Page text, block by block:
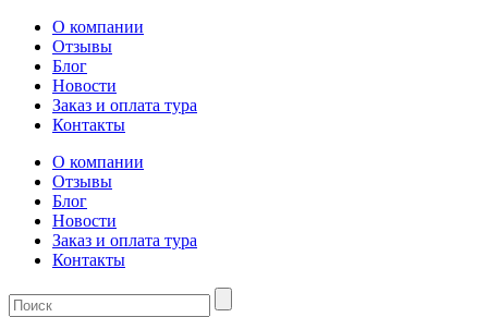
О компании
Отзывы
Блог
Новости
Заказ и оплата тура
Контакты
О компании
Отзывы
Блог
Новости
Заказ и оплата тура
Контакты